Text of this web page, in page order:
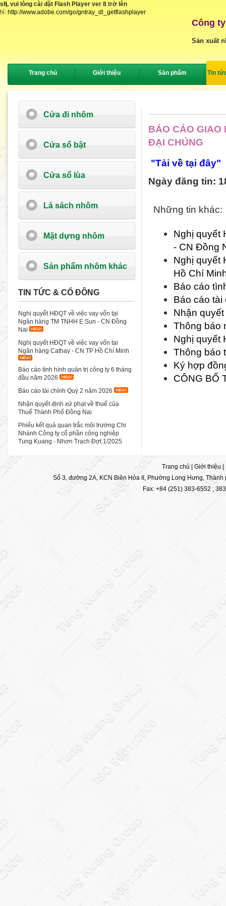
vui lòng cài đặt Flash Player ver 8 trở lên
http://www.adobe.com/go/gntray_dl_getflashplayer
{
Công
Sản xuất
Trang chủ Giới thiệu Sản phẩm Tin
Cửa đi nhôm
Cửa sổ bật
Cửa sổ lùa
Lá sách nhôm
Mặt dựng nhôm
Sản phẩm nhôm khác
TIN TỨC & CỔ ĐÔNG
Nghị quyết HĐQT về việc vay vốn tại
Ngân hàng TM TNHH E.Sun - CN Đồng
Nai
Nghị quyết HĐQT về việc vay vốn tại
Ngân hàng Cathay - CN TP Hồ Chí Minh
Báo cáo tình hình quản trị công ty 6 tháng
đầu năm 2026
Báo cáo tài chính Quý 2 năm 2026
Nhận quyết định xử phạt về thuế của
Thuế Thành Phố Đồng Nai
Phiếu kết quả quan trắc môi trường Chi
Nhánh Công ty cổ phần công nghiệp
Tung Kuang - Nhơn Trạch Đợt 1/2025
BÁO CÁO GIAO
ĐẠI CHÚNG
"Tải về tại đây"
Ngày đăng tin:
Những tin khác:
Nghị quyết
- CN Đồng
Nghị quyết
Hồ Chí
Báo cáo
Báo cáo
Nhận
Thông báo
Nghị quyết
Thông báo
Ký hợp
CÔNG BỐ
Trang chủ Giới thiệu
Số 3, đường 2A, KCN Biên Hòa II, Phường Long Hưng,
Fax: +84 (251) 383-6552 ;